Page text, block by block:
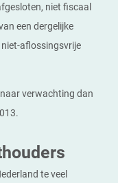
niet fiscaal
een dergelijke
aflossingsvrije
verwachting dan
te veel